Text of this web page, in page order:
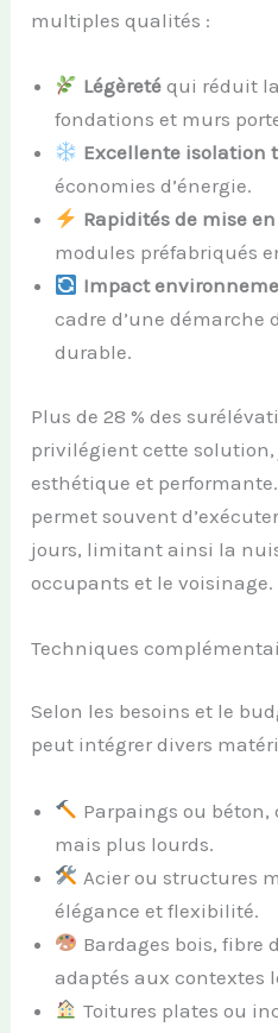
multiples qualités :
Légèretéqui réduit
fondations et murs
Excellente isolation
économies d’énergie.
Rapidités de mise
modules préfabriqués
Impact
cadre d’une démarche
durable.
Plus de 28 % des
privilégient cette solution,
esthétique et
permet souvent
jours, limitant ainsi la
occupants et le voisinage.
Techniques
Selon les besoins et le
peut intégrer divers
Parpaings ou
mais plus lourds.
Acier ou structures
élégance et flexibilité.
Bardages bois, fibre
adaptés aux contextes
Toitures plates ou